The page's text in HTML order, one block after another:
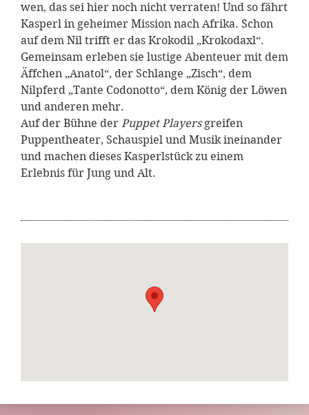
wen, das sei hier noch nicht verraten! Und so fährt
Kasperl in geheimer Mission nach Afrika. Schon
auf dem Nil trifft er das Krokodil „Krokodaxl“.
Gemeinsam erleben sie lustige Abenteuer mit dem
Äffchen „Anatol“, der Schlange „Zisch“, dem
Nilpferd „Tante Codonotto“, dem König der Löwen
und anderen mehr.
Auf der Bühne der Puppet Playersgreifen
Puppentheater, Schauspiel und Musik ineinander
und machen dieses Kasperlstück zu einem
Erlebnis für Jung und Alt.